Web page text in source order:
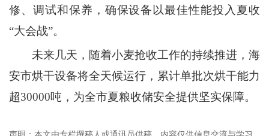
修、调试和保养，确保设备以最佳性能投入夏收
“大会战”。
未来几天，随着小麦抢收工作的持续推进，海
安市烘干设备将全天候运行，累计单批次烘干能力
超30000吨，为全市夏粮收储安全提供坚实保障。